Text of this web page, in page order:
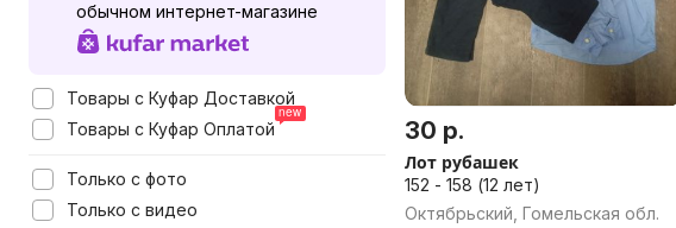
обычном интернет-магазине
Товары с Куфар Доставкой
Товары с Куфар Оплатой
Только с фото
Только с видео
30 р.
Лот рубашек
152 - 158 (12 лет)
Октябрьский, Гомельская обл.